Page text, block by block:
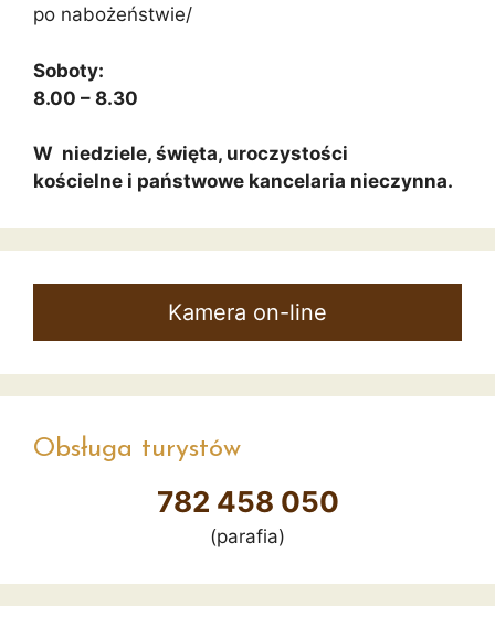
po nabożeństwie/
Soboty:
8.00 – 8.30
W niedziele, święta, uroczystości
kościelne i państwowe kancelaria nieczynna.
Kamera on-line
Obsługa turystów
782 458 050
(parafia)